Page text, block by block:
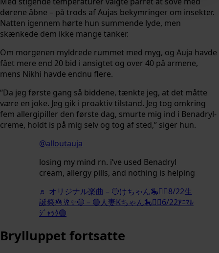
dørene åbne – på trods af Aujas bekymringer om insekter.
Natten igennem hørte hun summende lyde, men
skænkede dem ikke mange tanker.
Om morgenen myldrede rummet med myg, og Auja havde
fået mere end 20 bid i ansigtet og over 40 på armene,
mens Nikhi havde endnu flere.
“Da jeg første gang så biddene, tænkte jeg, at det måtte
være en joke. Jeg gik i proaktiv tilstand. Jeg tog omkring
fem allergipiller den første dag, smurte mig ind i Benadryl-
creme, holdt is på mig selv og tog af sted,” siger hun.
@alloutauja
losing my mind rn. i’ve used Benadryl
cream, allergy pills, and nothing is helping
♬ オリジナル楽曲 – 🔵けちゃん🎠❤️‍🔥8/22生
誕祭🎂🥂✨🔵 – 🟢人妻Kちゃん🎠❤️‍🔥6/22ｱﾆﾏﾙ
ｼﾞｬｯｸ🟢
Brylluppet fortsatte